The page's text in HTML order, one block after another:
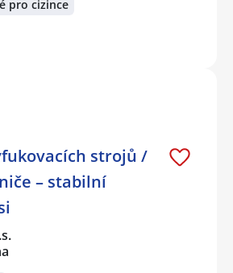
pro cizince
strojů /
– stabilní